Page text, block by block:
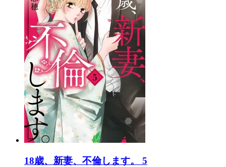
18歳、新妻、不倫します。 5